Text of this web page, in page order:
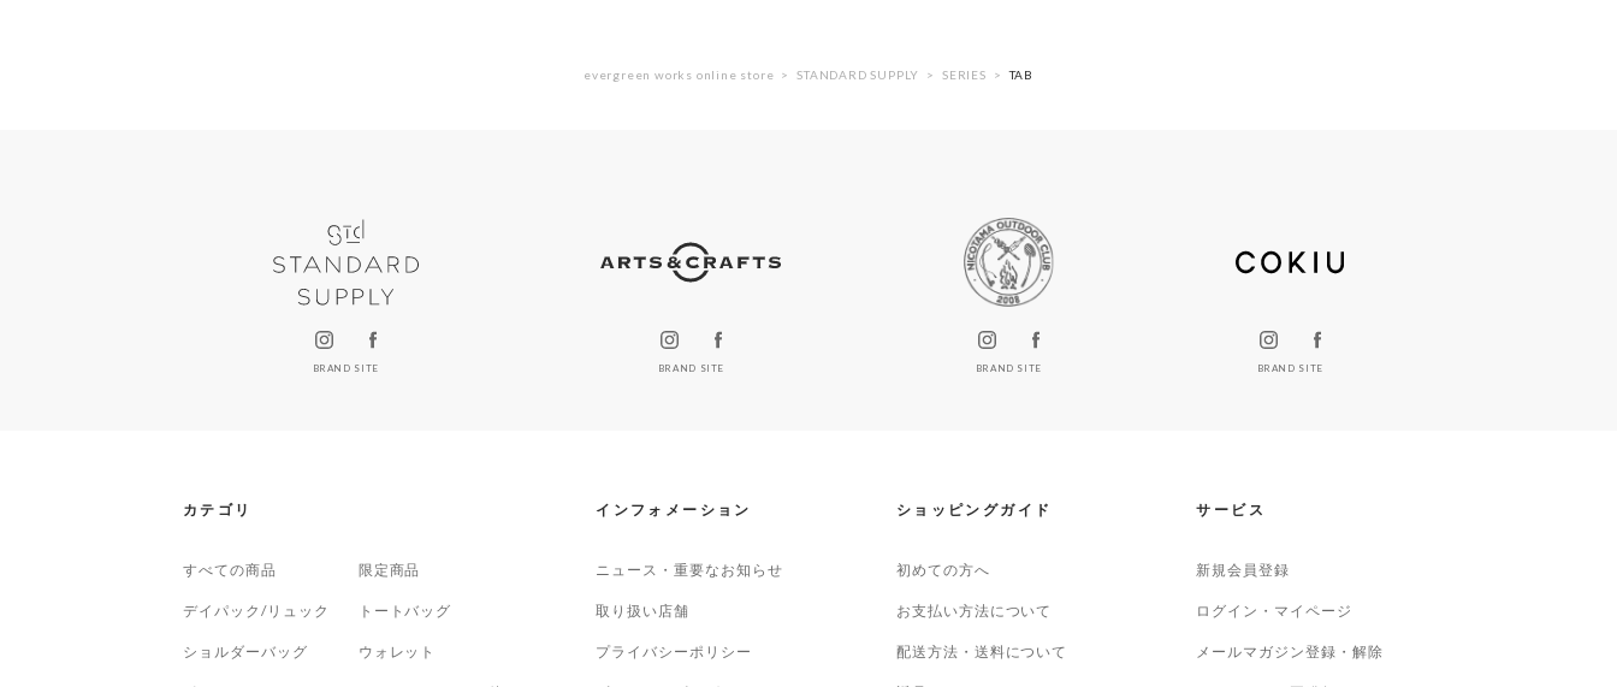
evergreen works online store STANDARD SUPPLY SERIES TAB
BRAND SITE BRAND SITE BRAND SITE BRAND SITE
カテゴリ
すべての商品 限定商品
デイパック/リュック トートバッグ
ショルダーバッグ ウォレット
インフォメーション
ニュース・重要なお知らせ
取り扱い店舗
プライバシーポリシー
ショッピングガイド
初めての方へ
お支払い方法について
配送方法・送料について
サービス
新規会員登録
ログイン・マイページ
メールマガジン登録・解除